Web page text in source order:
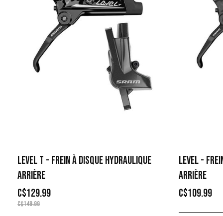
LEVEL T - FREIN À DISQUE HYDRAULIQUE
ARRIÈRE
C$129.99
C$149.99
LEVEL -
ARRIÈRE
C$109.99